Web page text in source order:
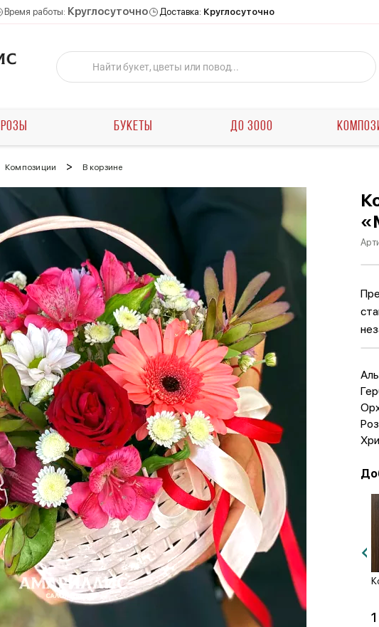
Время работы: Круглосуточно Доставка: Круглосуточно
РОЗЫ БУКЕТЫ ДО 3000
Композиции > В корзине
Конфеты «Ferrero
Rocher» 350 г.
3 971 ₽
Конфеты
«Raffaello» 100 г.
Конфеты
«Raffaello» 150 г.
994 ₽